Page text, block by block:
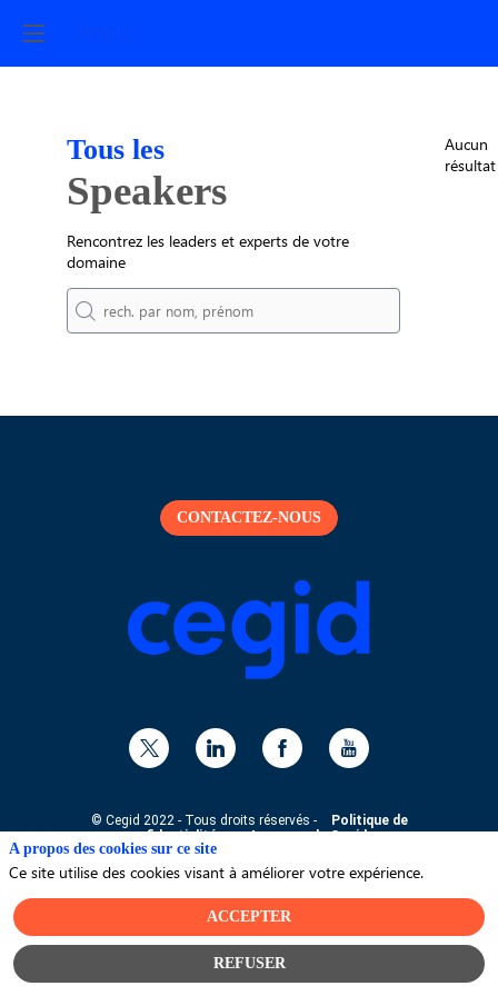
Tous les
Speakers
Rencontrez les leaders et experts de votre
domaine
Aucun
résultat
CONTACTEZ-NOUS
© Cegid 2022 - Tous droits réservés -
Politique de
confidentialité
- A propos de Cegid
A propos des cookies sur ce site
Ce site utilise des cookies visant à améliorer votre expérience.
ACCEPTER
REFUSER